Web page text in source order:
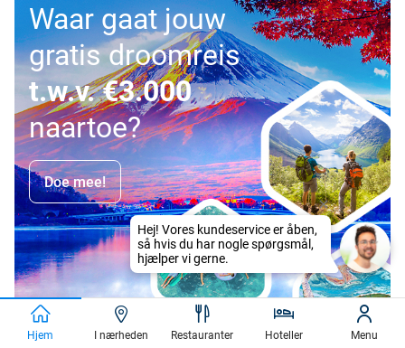
Waar gaat jouw
gratis droomreis
t.w.v. €3.000
naartoe?
Doe mee!
Hjem I nærheden Restauranter Hoteller Menu